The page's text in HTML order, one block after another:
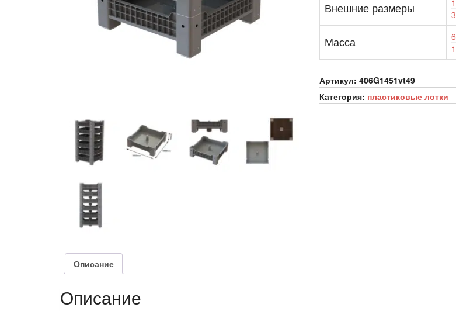
Внешние размеры
Масса 6
Артикул: 406G1451vt49
Категория: пластиковые лотки
Описание
Описание